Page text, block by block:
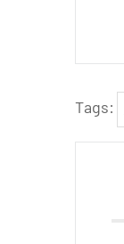
Tags: